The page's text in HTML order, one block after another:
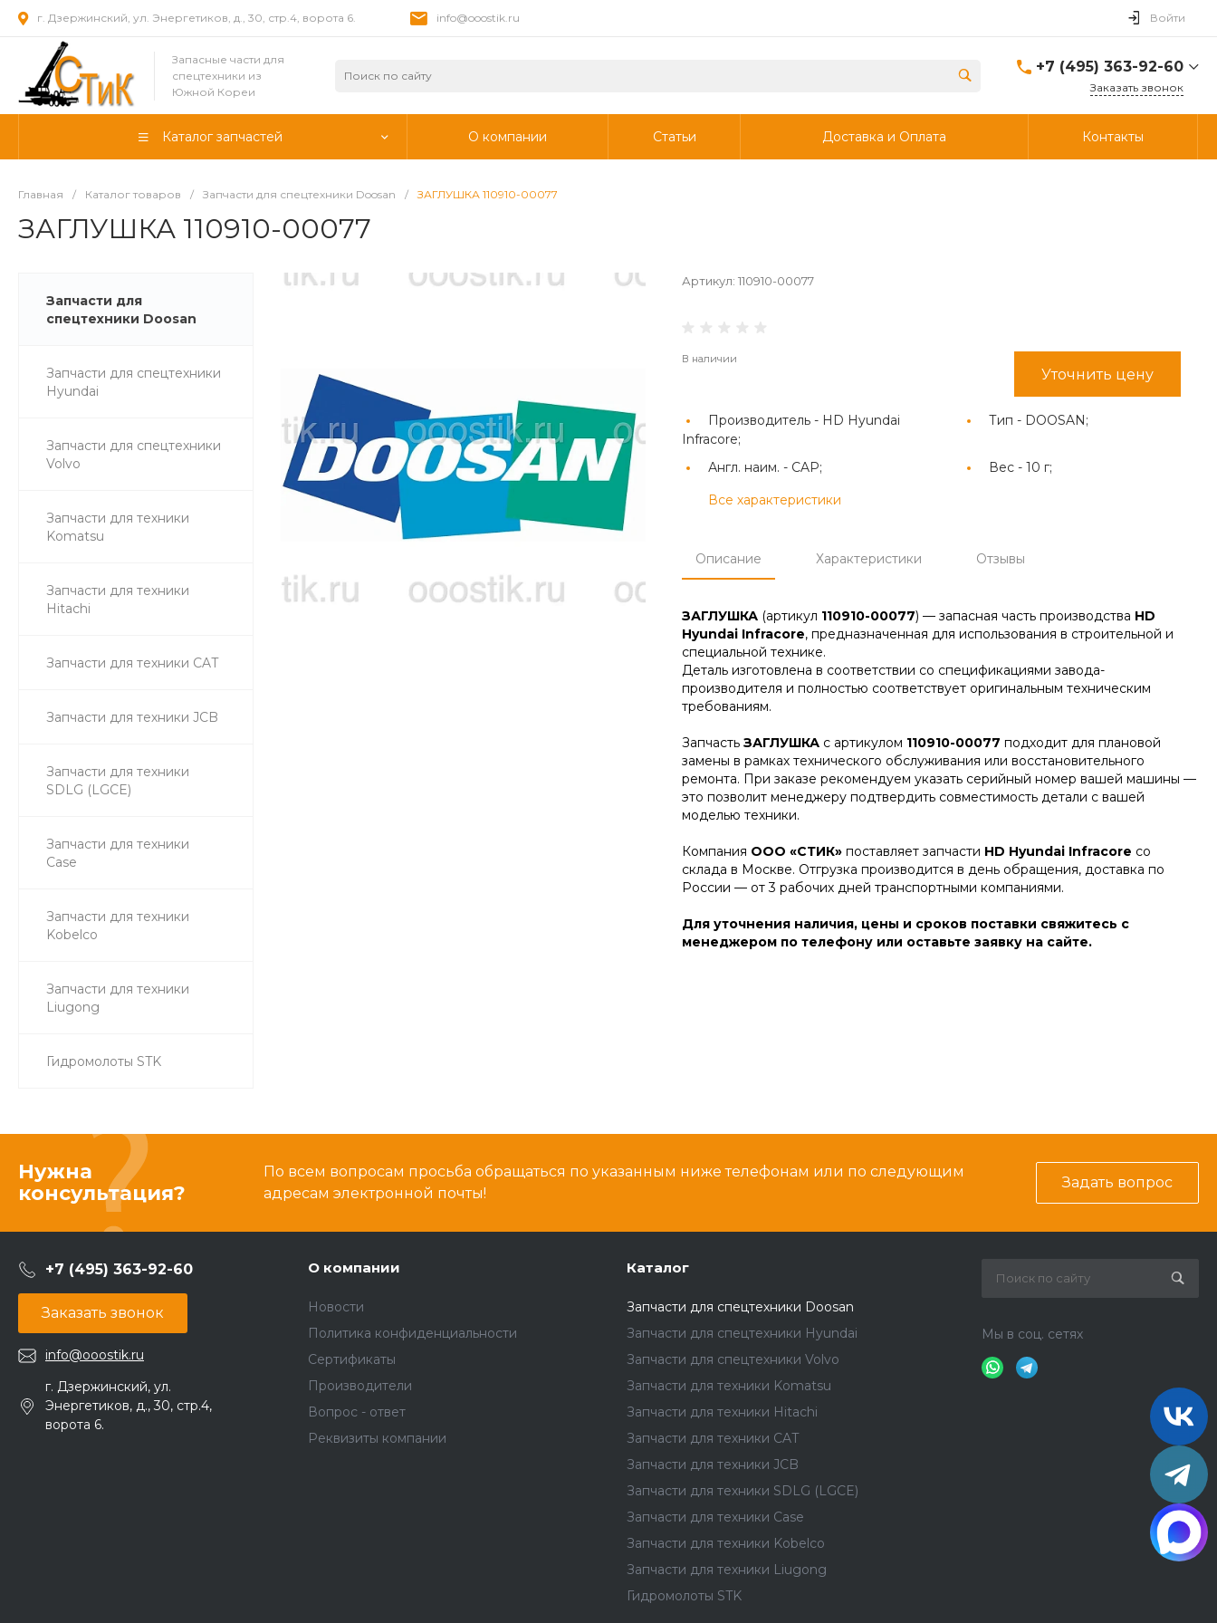
г. Дзержинский, ул. Энергетиков, д., 30, стр.4, ворота 6. info@ooostik.ru Войти
Запасные части для
спецтехники из
Южной Кореи
+7 (495) 363-92-60
г. Дзержинский, ул.
Заказать звонок
Каталог запчастей О компании Статьи Доставка и Оплата Контакты
Главная / Каталог товаров / Запчасти для спецтехники Doosan / ЗАГЛУШКА 110910-00077
ЗАГЛУШКА 110910-00077
Запчасти для
спецтехники Doosan
Запчасти для спецтехники
Hyundai
Запчасти для спецтехники
Volvo
Запчасти для техники
Komatsu
Запчасти для техники
Hitachi
Запчасти для техники CAT
Запчасти для техники JCB
Запчасти для техники
SDLG (LGCE)
Запчасти для техники
Case
Запчасти для техники
Kobelco
Запчасти для техники
Liugong
Гидромолоты STK
Артикул: 110910-00077
В наличии
Уточнить цену
Производитель - HD Hyundai
Infracore;
Тип - DOOSAN;
Англ. наим. - CAP; Вес -10 г;
Все характеристики
Описание Характеристики Отзывы
ЗАГЛУШКА(артикул 110910-00077) — запасная часть производства HD
Hyundai Infracore, предназначенная для использования в строительной и
специальной технике.
Деталь изготовлена в соответствии со спецификациями завода-
производителя и полностью соответствует оригинальным техническим
требованиям.
Запчасть ЗАГЛУШКАс артикулом 110910-00077 подходит для плановой
замены в рамках технического обслуживания или восстановительного
ремонта. При заказе рекомендуем указать серийный номер вашей машины —
это позволит менеджеру подтвердить совместимость детали с вашей
моделью техники.
Компания ООО «СТИК»поставляет запчасти HD Hyundai Infracore со
склада в Москве. Отгрузка производится в день обращения, доставка по
России — от 3 рабочих дней транспортными компаниями.
Для уточнения наличия, цены и сроков поставки свяжитесь с
менеджером по телефону или оставьте заявку на сайте.
Нужна
консультация?
По всем вопросам просьба обращаться по указанным ниже телефонам или по следующим
адресам электронной почты!
Задать вопрос
+7 (495) 363-92-60
Заказать звонок
info@ooostik.ru
г. Дзержинский, ул.
Энергетиков, д., 30, стр.4,
ворота 6.
О компании
Новости
Политика конфиденциальности
Сертификаты
Производители
Вопрос - ответ
Реквизиты компании
Каталог
Запчасти для спецтехники Doosan
Запчасти для спецтехники Hyundai
Запчасти для спецтехники Volvo
Запчасти для техники Komatsu
Запчасти для техники Hitachi
Запчасти для техники CAT
Запчасти для техники JCB
Запчасти для техники SDLG (LGCE)
Запчасти для техники Case
Запчасти для техники Kobelco
Запчасти для техники Liugong
Гидромолоты STK
Мы в соц. сетях